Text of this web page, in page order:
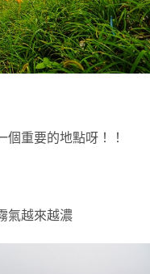
重要的地點呀！！
氣越來越濃